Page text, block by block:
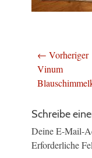
← Vorheriger
Vorheriger
Beitrag:
Vinum
Schreibe
Deine E-Mail-
Erforderliche